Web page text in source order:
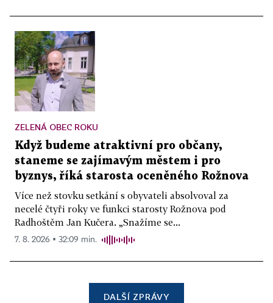
ZELENÁ OBEC ROKU
Když budeme atraktivní pro občany,
staneme se zajímavým městem i pro
byznys, říká starosta oceněného Rožnova
Více než stovku setkání s obyvateli absolvoval za
necelé čtyři roky ve funkci starosty Rožnova pod
Radhoštěm Jan Kučera. „Snažíme se...
7. 8. 2026 ▪ 32:09 min.
DALŠÍ ZPRÁVY